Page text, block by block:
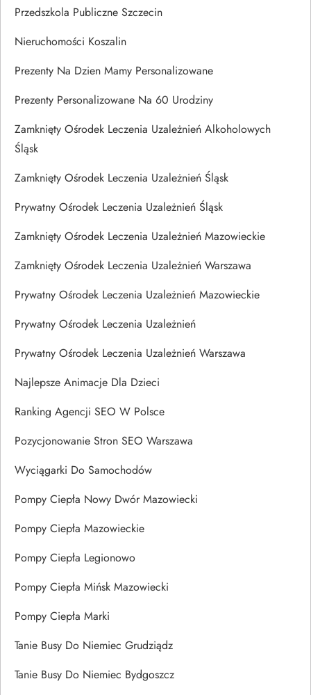
Przedszkola Publiczne Szczecin
Nieruchomości Koszalin
Prezenty Na Dzien Mamy Personalizowane
Prezenty Personalizowane Na 60 Urodziny
Zamknięty Ośrodek Leczenia Uzależnień Alkoholowych
Śląsk
Zamknięty Ośrodek Leczenia Uzależnień Śląsk
Prywatny Ośrodek Leczenia Uzależnień Śląsk
Zamknięty Ośrodek Leczenia Uzależnień Mazowieckie
Zamknięty Ośrodek Leczenia Uzależnień Warszawa
Prywatny Ośrodek Leczenia Uzależnień Mazowieckie
Prywatny Ośrodek Leczenia Uzależnień
Prywatny Ośrodek Leczenia Uzależnień Warszawa
Najlepsze Animacje Dla Dzieci
Ranking Agencji SEO W Polsce
Pozycjonowanie Stron SEO Warszawa
Wyciągarki Do Samochodów
Pompy Ciepła Nowy Dwór Mazowiecki
Pompy Ciepła Mazowieckie
Pompy Ciepła Legionowo
Pompy Ciepła Mińsk Mazowiecki
Pompy Ciepła Marki
Tanie Busy Do Niemiec Grudziądz
Tanie Busy Do Niemiec Bydgoszcz